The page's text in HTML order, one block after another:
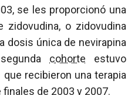
se les proporcionó una
zidovudina, o zidovudina
dosis única de nevirapina
cohorte estuvo
recibieron una terapia
de 2003 y 2007.